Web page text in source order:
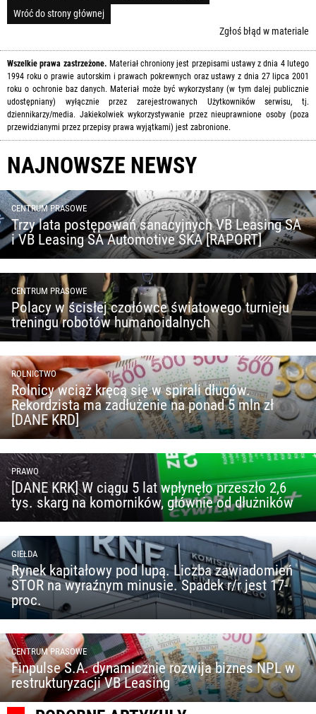
Wróć do strony głównej
Zgłoś błąd w materiale
Wszelkie prawa zastrzeżone. Materiał chroniony jest przepisami ustawy z dnia 4 lutego
1994 roku o prawie autorskim i prawach pokrewnych oraz ustawy z dnia 27 lipca 2001
roku o ochronie baz danych. Materiał może być wykorzystany (w tym dalej publicznie
udostępniany) wyłącznie przez zarejestrowanych Użytkowników serwisu, tj.
dziennikarzy/media. Jakiekolwiek wykorzystywanie przez nieuprawnione osoby (poza
przewidzianymi przez przepisy prawa wyjątkami) jest zabronione.
NAJNOWSZE NEWSY
CENTRUM PRASOWE
Trzy lata postępowań sanacyjnych VB Leasing SA
i VB Leasing SA Automotive SKA [RAPORT]
CENTRUM PRASOWE
Polacy w ścisłej czołówce światowego turnieju
treningu robotów humanoidalnych
ROLNICTWO
Rolnicy wciąż kręcą się w spirali długów.
Rekordzista ma zadłużenie na ponad 5 mln zł
[DANE KRD]
PRAWO
[DANE KRK] W ciągu 5 lat wpłynęło przeszło 2,6
tys. skarg na komorników, głównie od dłużników
GIEŁDA
Rynek kapitałowy pod lupą. Liczba zawiadomień
STOR na wyraźnym minusie. Spadek r/r jest 17-
proc.
CENTRUM PRASOWE
Finpulse S.A. dynamicznie rozwija biznes NPL w
restrukturyzacji VB Leasing